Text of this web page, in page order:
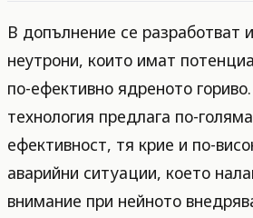
В допълнение се разработват
неутрони, които имат
по-ефективно ядреното
технология предлага по-
ефективност, тя крие и по-
аварийни ситуации, което
внимание при нейното